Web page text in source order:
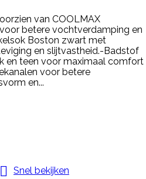
van COOLMAX
betere vochtverdamping en
Boston zwart met
en slijtvastheid.-Badstof
en teen voor maximaal comfort
voor betere
en...
 Snel bekijken